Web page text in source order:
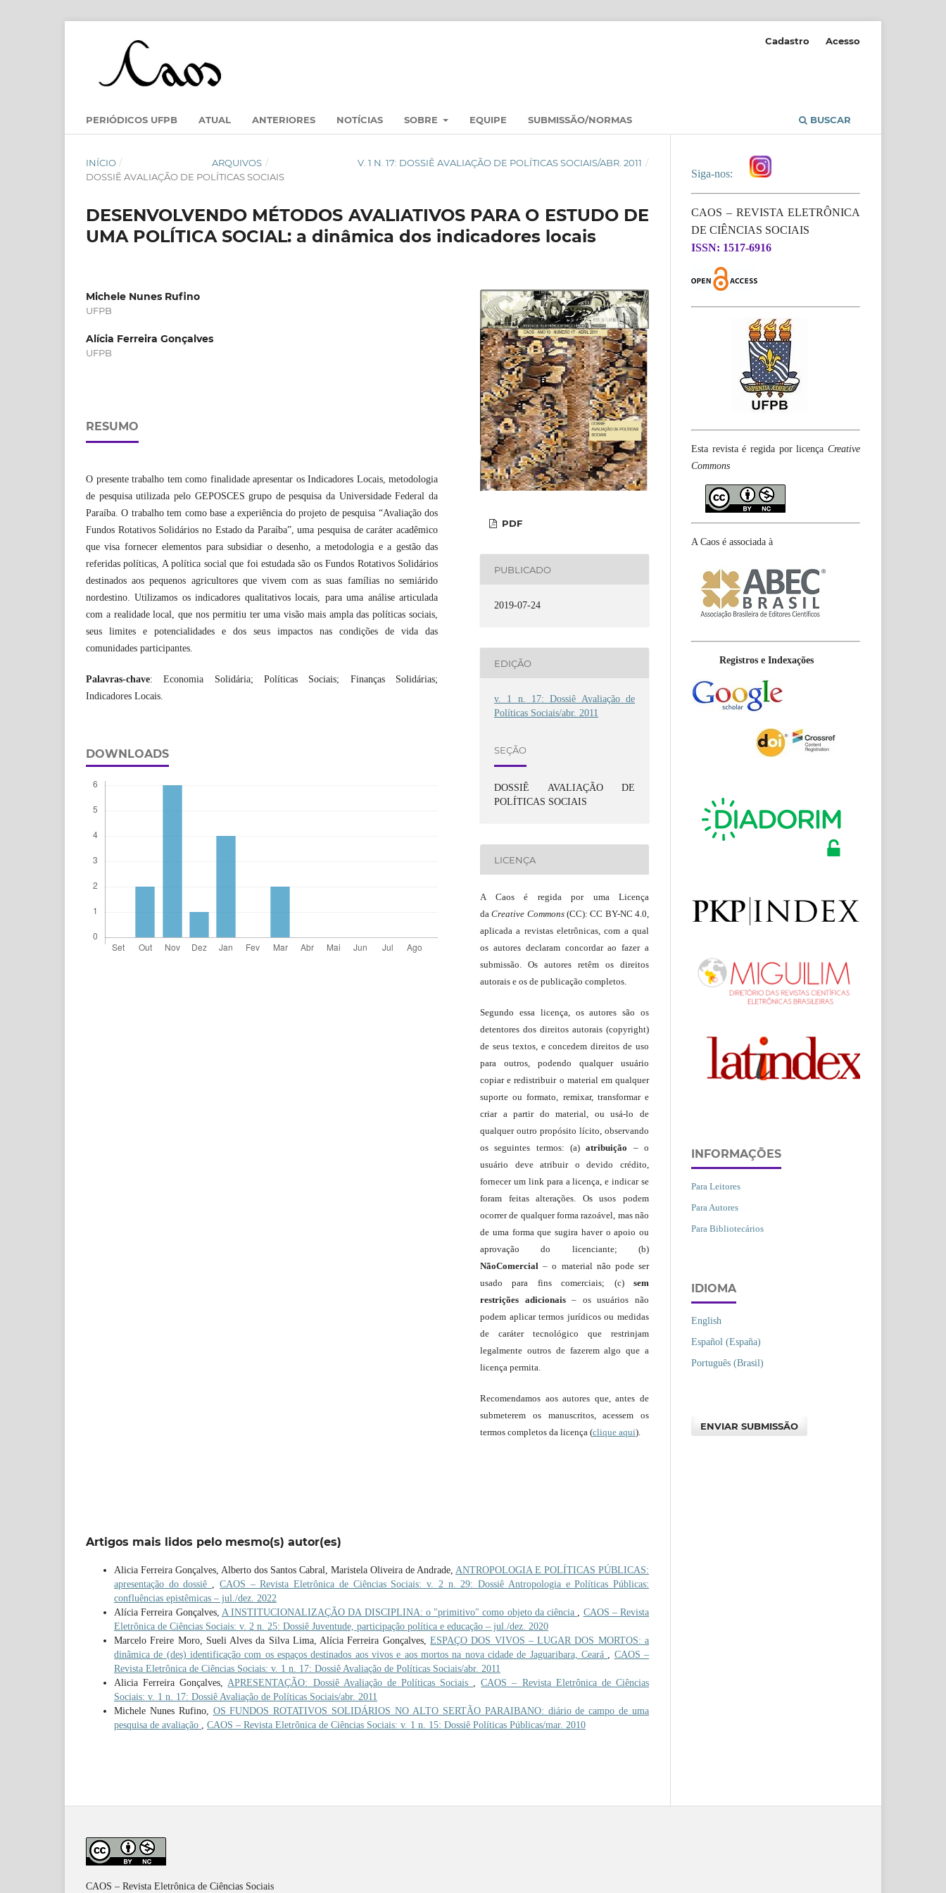
PERIÓDICOS UFPB ATUAL ANTERIORES NOTÍCIAS SOBRE EQUIPE SUBMISSÃO/NORMAS BUSCAR
Cadastro Acesso
INÍCIO / ARQUIVOS / V. 1 N. 17: DOSSIÊ AVALIAÇÃO DE POLÍTICAS SOCIAIS/ABR. 2011 /
DOSSIÊ AVALIAÇÃO DE POLÍTICAS SOCIAIS
DESENVOLVENDO MÉTODOS AVALIATIVOS PARA O ESTUDO DE
UMA POLÍTICA SOCIAL: a dinâmica dos indicadores locais
Michele Nunes Rufino
UFPB
Alícia Ferreira Gonçalves
UFPB
RESUMO
O presente trabalho tem como finalidade apresentar os Indicadores Locais, metodologia
de pesquisa utilizada pelo GEPOSCES grupo de pesquisa da Universidade Federal da
Paraíba. O trabalho tem como base a experiência do projeto de pesquisa “Avaliação dos
Fundos Rotativos Solidários no Estado da Paraíba”, uma pesquisa de caráter acadêmico
que visa fornecer elementos para subsidiar o desenho, a metodologia e a gestão das
referidas políticas, A política social que foi estudada são os Fundos Rotativos Solidários
destinados aos pequenos agricultores que vivem com as suas famílias no semiárido
nordestino. Utilizamos os indicadores qualitativos locais, para uma análise articulada
com a realidade local, que nos permitiu ter uma visão mais ampla das políticas sociais,
seus limites e potencialidades e dos seus impactos nas condições de vida das
comunidades participantes.
Palavras-chave: Economia Solidária; Políticas Sociais; Finanças Solidárias;
Indicadores Locais.
DOWNLOADS
PDF
PUBLICADO
2019-07-24
EDIÇÃO
v. 1 n. 17: Dossiê Avaliação de
Políticas Sociais/abr. 2011
SEÇÃO
DOSSIÊ AVALIAÇÃO DE
POLÍTICAS SOCIAIS
LICENÇA
A Caos é regida por uma Licença
daCreative Commons(CC): CC BY-NC 4.0,
aplicada a revistas eletrônicas, com a qual
os autores declaram concordar ao fazer a
submissão. Os autores retêm os direitos
autorais e os de publicação completos.
Segundo essa licença, os autores são os
detentores dos direitos autorais (copyright)
de seus textos, e concedem direitos de uso
para outros, podendo qualquer usuário
copiar e redistribuir o material em qualquer
suporte ou formato, remixar, transformar e
criar a partir do material, ou usá-lo de
qualquer outro propósito lícito, observando
os seguintes termos: (a)atribuição – o
usuário deve atribuir o devido crédito,
fornecer um link para a licença, e indicar se
foram feitas alterações. Os usos podem
ocorrer de qualquer forma razoável, mas não
de uma forma que sugira haver o apoio ou
aprovação do licenciante; (b)
NãoComercial – o material não pode ser
usado para fins comerciais; (c) sem
restrições adicionais– os usuários não
podem aplicar termos jurídicos ou medidas
de caráter tecnológico que restrinjam
legalmente outros de fazerem algo que a
licença permita.
Recomendamos aos autores que, antes de
submeterem os manuscritos, acessem os
termos completos da licença (clique aqui).
Artigos mais lidos pelo mesmo(s) autor(es)
Alicia Ferreira Gonçalves, Alberto dos Santos Cabral, Maristela Oliveira de Andrade, ANTROPOLOGIA E POLÍTICAS PÚBLICAS:
apresentação do dossiê , CAOS – Revista Eletrônica de Ciências Sociais: v. 2 n. 29: Dossiê Antropologia e Políticas Públicas:
confluências epistêmicas – jul./dez. 2022
Alícia Ferreira Gonçalves, A INSTITUCIONALIZAÇÃO DA DISCIPLINA: o "primitivo" como objeto da ciência , CAOS – Revista
Eletrônica de Ciências Sociais: v. 2 n. 25: Dossiê Juventude, participação política e educação – jul./dez. 2020
Marcelo Freire Moro, Sueli Alves da Silva Lima, Alícia Ferreira Gonçalves,ESPAÇO DOS VIVOS – LUGAR DOS MORTOS: a
dinâmica de (des) identificação com os espaços destinados aos vivos e aos mortos na nova cidade de Jaguaribara, Ceará , CAOS –
Revista Eletrônica de Ciências Sociais: v. 1 n. 17: Dossiê Avaliação de Políticas Sociais/abr. 2011
Alicia Ferreira Gonçalves,APRESENTAÇÃO: Dossiê Avaliação de Políticas Sociais ,CAOS – Revista Eletrônica de Ciências
Sociais: v. 1 n. 17: Dossiê Avaliação de Políticas Sociais/abr. 2011
Michele Nunes Rufino, OS FUNDOS ROTATIVOS SOLIDÁRIOS NO ALTO SERTÃO PARAIBANO: diário de campo de uma
pesquisa de avaliação , CAOS – Revista Eletrônica de Ciências Sociais: v. 1 n. 15: Dossiê Políticas Públicas/mar. 2010
Siga-nos:
CAOS – REVISTA ELETRÔNICA
DE CIÊNCIAS SOCIAIS
ISSN: 1517-6916
Esta revista é regida por licença Creative
Commons
A Caos é associada à
Registros e Indexações
INFORMAÇÕES
Para Leitores
Para Autores
Para Bibliotecários
IDIOMA
English
Español (España)
Português (Brasil)
ENVIAR SUBMISSÃO
CAOS – Revista Eletrônica de Ciências Sociais